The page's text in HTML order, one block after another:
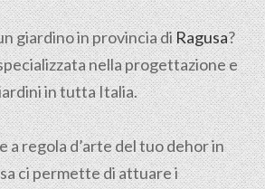
giardino in provincia diRagusa?
nella progettazione e
in tutta Italia.
a regola d’arte del tuo dehor in
ci permette di attuare i